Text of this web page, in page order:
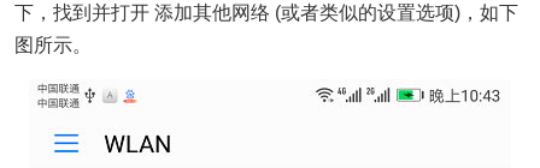
下，找到并打开 添加其他网络 (或者类似的设置选项)，如下
图所示。